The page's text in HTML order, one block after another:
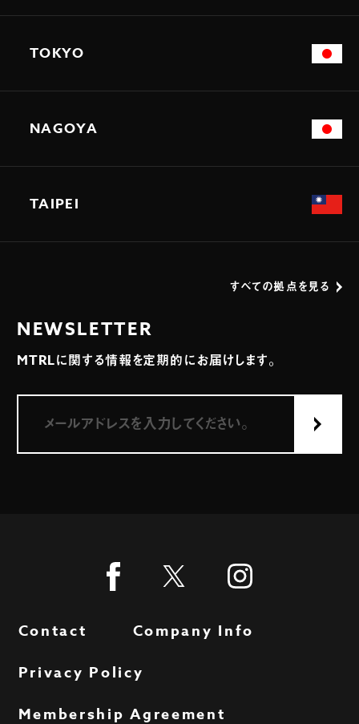
TOKYO
NAGOYA
TAIPEI
すべての拠点を見る
NEWSLETTER
MTRLに関する情報を定期的にお届けします。
Contact
Company Info
Privacy Policy
Membership Agreement